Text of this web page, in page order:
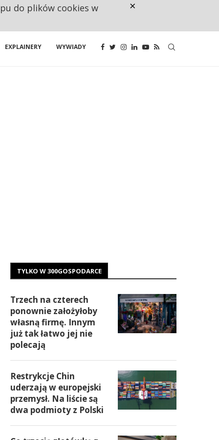
EXPLAINERY WYWIADY
TYLKO W 300GOSPODARCE
Trzech na czterech
ponownie założyłoby
własną firmę. Innym
już tak łatwo jej nie
polecają
Restrykcje Chin
uderzają w europejski
przemysł. Na liście są
dwa podmioty z Polski
do plików cookies w ×